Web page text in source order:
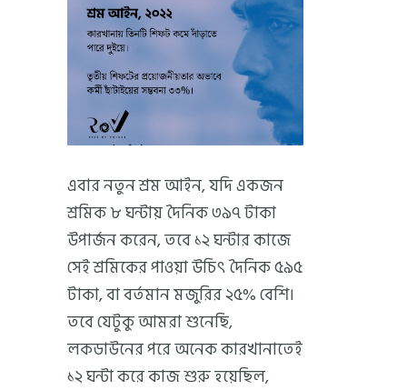
এবার নতুন শ্রম আইন, যদি একজন
শ্রমিক ৮ ঘন্টায় দৈনিক ৩৯৭ টাকা
উপার্জন করেন, তবে ১২ ঘন্টার কাজে
সেই শ্রমিকের পাওয়া উচিৎ দৈনিক ৫৯৫
টাকা, বা বর্তমান মজুরির ২৫% বেশি।
তবে যেটুকু আমরা শুনেছি,
লকডাউনের পরে অনেক কারখানাতেই
১২ ঘন্টা করে কাজ শুরু হয়েছিল,